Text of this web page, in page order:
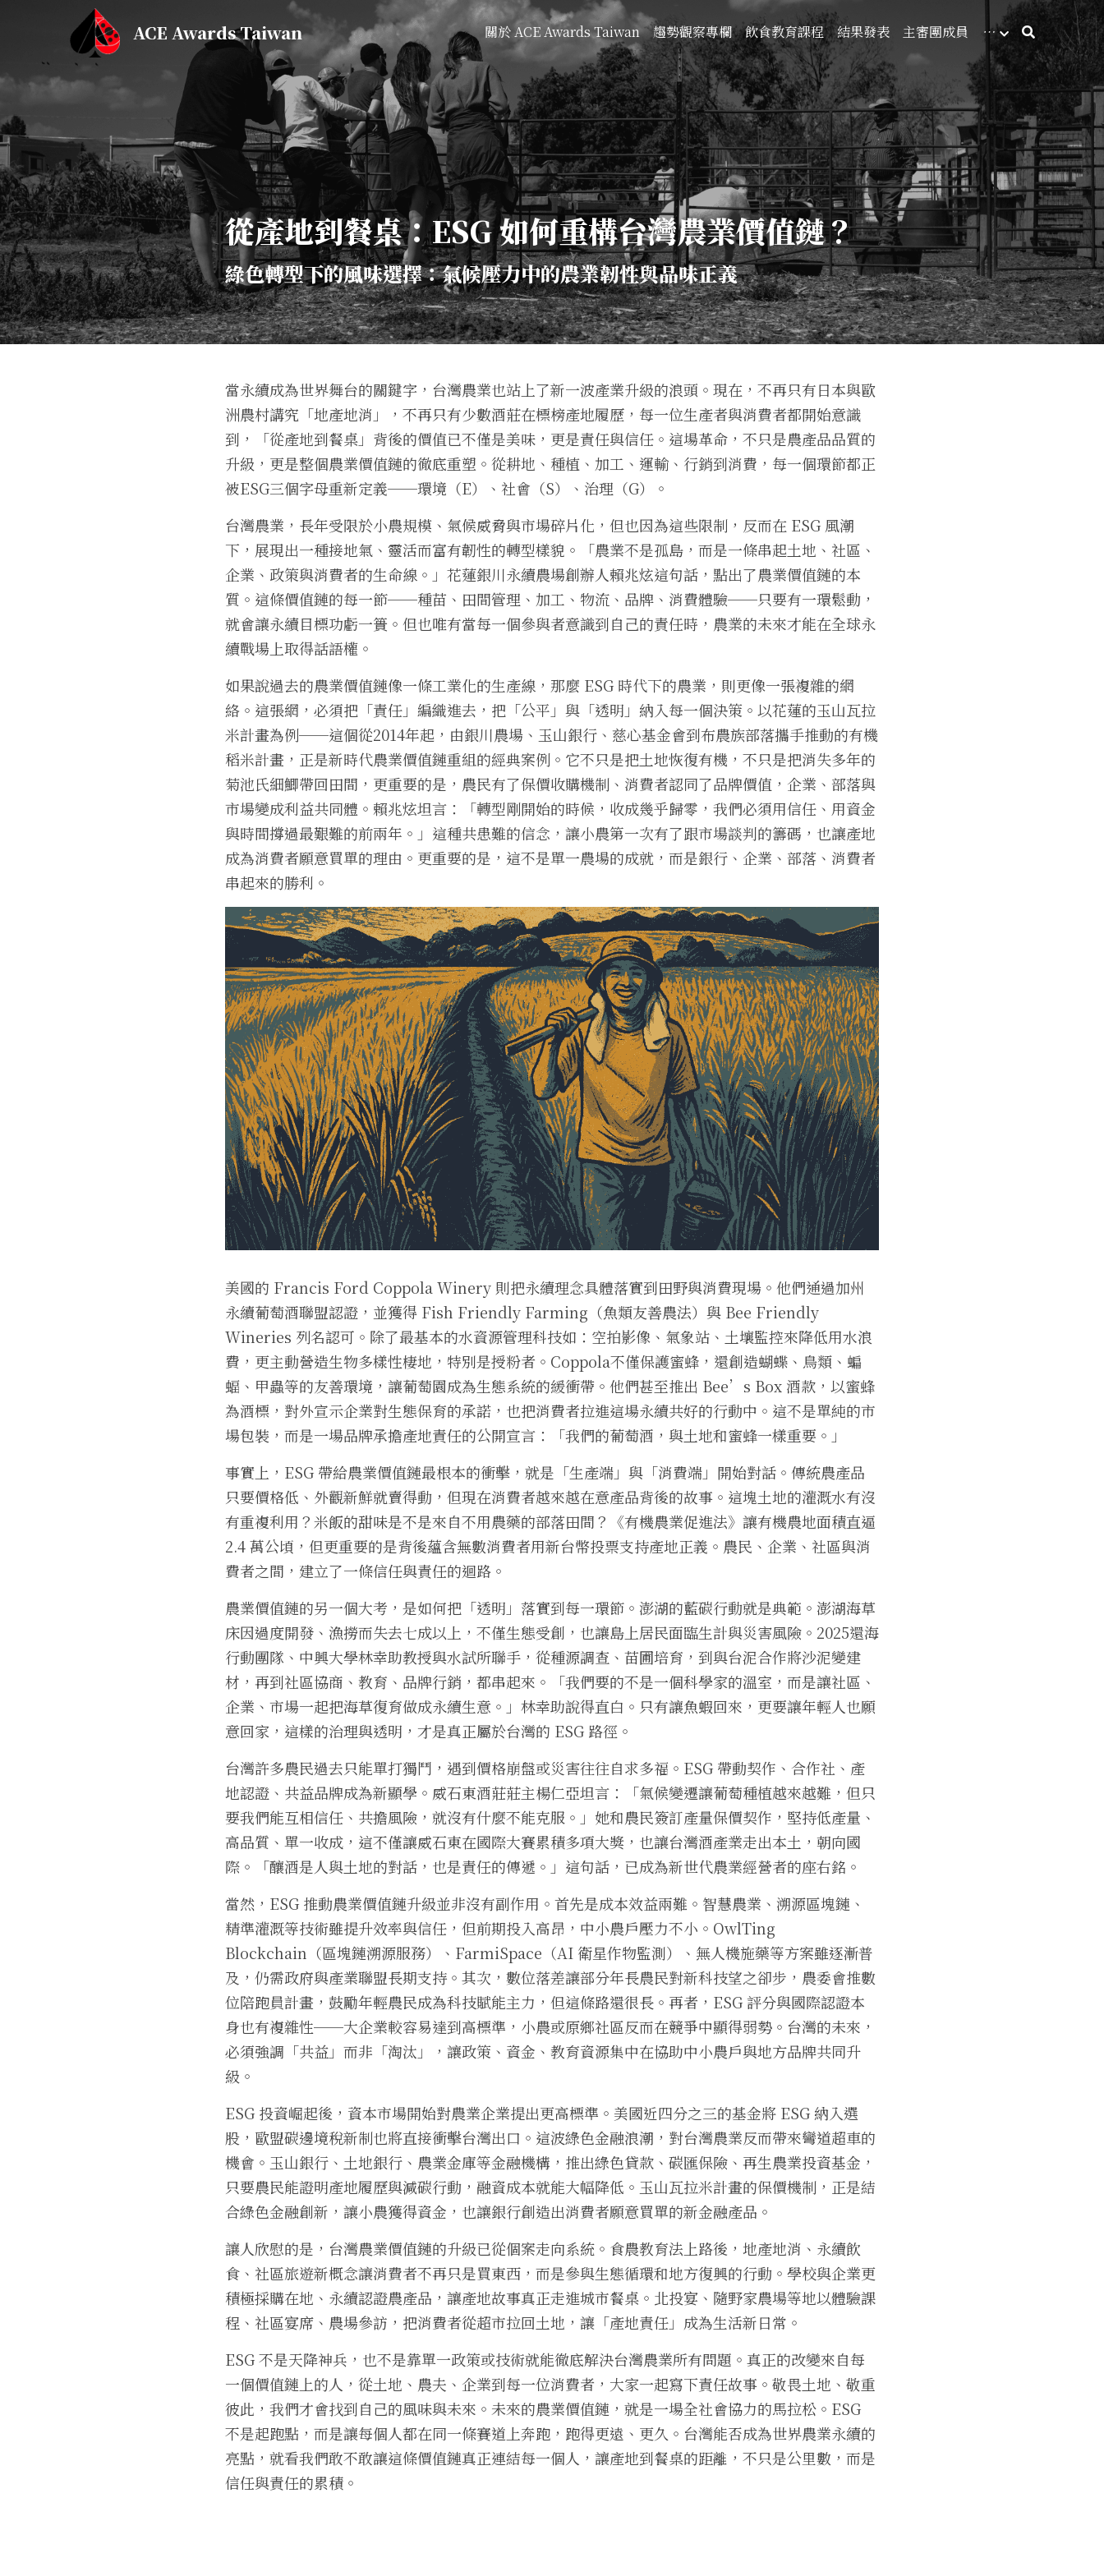
ACE Awards Taiwan 關於 ACE Awards Taiwan 趨勢觀察專欄 飲食教育課程 結果發表 主審團成員 …
從產地到餐桌：ESG 如何重構台灣農業價值鏈？
綠色轉型下的風味選擇：氣候壓力中的農業韌性與品味正義
當永續成為世界舞台的關鍵字，台灣農業也站上了新一波產業升級的浪頭。現在，不再只有日本與歐
洲農村講究「地產地消」，不再只有少數酒莊在標榜產地履歷，每一位生產者與消費者都開始意識
到，「從產地到餐桌」背後的價值已不僅是美味，更是責任與信任。這場革命，不只是農產品品質的
升級，更是整個農業價值鏈的徹底重塑。從耕地、種植、加工、運輸、行銷到消費，每一個環節都正
被ESG三個字母重新定義──環境（E）、社會（S）、治理（G）。
台灣農業，長年受限於小農規模、氣候威脅與市場碎片化，但也因為這些限制，反而在 ESG 風潮
下，展現出一種接地氣、靈活而富有韌性的轉型樣貌。「農業不是孤島，而是一條串起土地、社區、
企業、政策與消費者的生命線。」花蓮銀川永續農場創辦人賴兆炫這句話，點出了農業價值鏈的本
質。這條價值鏈的每一節──種苗、田間管理、加工、物流、品牌、消費體驗──只要有一環鬆動，
就會讓永續目標功虧一簣。但也唯有當每一個參與者意識到自己的責任時，農業的未來才能在全球永
續戰場上取得話語權。
如果說過去的農業價值鏈像一條工業化的生產線，那麼 ESG 時代下的農業，則更像一張複雜的網
絡。這張網，必須把「責任」編織進去，把「公平」與「透明」納入每一個決策。以花蓮的玉山瓦拉
米計畫為例──這個從2014年起，由銀川農場、玉山銀行、慈心基金會到布農族部落攜手推動的有機
稻米計畫，正是新時代農業價值鏈重組的經典案例。它不只是把土地恢復有機，不只是把消失多年的
菊池氏細鯽帶回田間，更重要的是，農民有了保價收購機制、消費者認同了品牌價值，企業、部落與
市場變成利益共同體。賴兆炫坦言：「轉型剛開始的時候，收成幾乎歸零，我們必須用信任、用資金
與時間撐過最艱難的前兩年。」這種共患難的信念，讓小農第一次有了跟市場談判的籌碼，也讓產地
成為消費者願意買單的理由。更重要的是，這不是單一農場的成就，而是銀行、企業、部落、消費者
串起來的勝利。
美國的 Francis Ford Coppola Winery 則把永續理念具體落實到田野與消費現場。他們通過加州
永續葡萄酒聯盟認證，並獲得 Fish Friendly Farming（魚類友善農法）與 Bee Friendly
Wineries 列名認可。除了最基本的水資源管理科技如：空拍影像、氣象站、土壤監控來降低用水浪
費，更主動營造生物多樣性棲地，特別是授粉者。Coppola不僅保護蜜蜂，還創造蝴蝶、鳥類、蝙
蝠、甲蟲等的友善環境，讓葡萄園成為生態系統的緩衝帶。他們甚至推出 Bee’s Box 酒款，以蜜蜂
為酒標，對外宣示企業對生態保育的承諾，也把消費者拉進這場永續共好的行動中。這不是單純的市
場包裝，而是一場品牌承擔產地責任的公開宣言：「我們的葡萄酒，與土地和蜜蜂一樣重要。」
事實上，ESG 帶給農業價值鏈最根本的衝擊，就是「生產端」與「消費端」開始對話。傳統農產品
只要價格低、外觀新鮮就賣得動，但現在消費者越來越在意產品背後的故事。這塊土地的灌溉水有沒
有重複利用？米飯的甜味是不是來自不用農藥的部落田間？《有機農業促進法》讓有機農地面積直逼
2.4 萬公頃，但更重要的是背後蘊含無數消費者用新台幣投票支持產地正義。農民、企業、社區與消
費者之間，建立了一條信任與責任的迴路。
農業價值鏈的另一個大考，是如何把「透明」落實到每一環節。澎湖的藍碳行動就是典範。澎湖海草
床因過度開發、漁撈而失去七成以上，不僅生態受創，也讓島上居民面臨生計與災害風險。2025還海
行動團隊、中興大學林幸助教授與水試所聯手，從種源調查、苗圃培育，到與台泥合作將沙泥變建
材，再到社區協商、教育、品牌行銷，都串起來。「我們要的不是一個科學家的溫室，而是讓社區、
企業、市場一起把海草復育做成永續生意。」林幸助說得直白。只有讓魚蝦回來，更要讓年輕人也願
意回家，這樣的治理與透明，才是真正屬於台灣的 ESG 路徑。
台灣許多農民過去只能單打獨鬥，遇到價格崩盤或災害往往自求多福。ESG 帶動契作、合作社、產
地認證、共益品牌成為新顯學。威石東酒莊莊主楊仁亞坦言：「氣候變遷讓葡萄種植越來越難，但只
要我們能互相信任、共擔風險，就沒有什麼不能克服。」她和農民簽訂產量保價契作，堅持低產量、
高品質、單一收成，這不僅讓威石東在國際大賽累積多項大獎，也讓台灣酒產業走出本土，朝向國
際。「釀酒是人與土地的對話，也是責任的傳遞。」這句話，已成為新世代農業經營者的座右銘。
當然，ESG 推動農業價值鏈升級並非沒有副作用。首先是成本效益兩難。智慧農業、溯源區塊鏈、
精準灌溉等技術雖提升效率與信任，但前期投入高昂，中小農戶壓力不小。OwlTing
Blockchain（區塊鏈溯源服務）、FarmiSpace（AI 衛星作物監測）、無人機施藥等方案雖逐漸普
及，仍需政府與產業聯盟長期支持。其次，數位落差讓部分年長農民對新科技望之卻步，農委會推數
位陪跑員計畫，鼓勵年輕農民成為科技賦能主力，但這條路還很長。再者，ESG 評分與國際認證本
身也有複雜性──大企業較容易達到高標準，小農或原鄉社區反而在競爭中顯得弱勢。台灣的未來，
必須強調「共益」而非「淘汰」，讓政策、資金、教育資源集中在協助中小農戶與地方品牌共同升
級。
ESG 投資崛起後，資本市場開始對農業企業提出更高標準。美國近四分之三的基金將 ESG 納入選
股，歐盟碳邊境稅新制也將直接衝擊台灣出口。這波綠色金融浪潮，對台灣農業反而帶來彎道超車的
機會。玉山銀行、土地銀行、農業金庫等金融機構，推出綠色貸款、碳匯保險、再生農業投資基金，
只要農民能證明產地履歷與減碳行動，融資成本就能大幅降低。玉山瓦拉米計畫的保價機制，正是結
合綠色金融創新，讓小農獲得資金，也讓銀行創造出消費者願意買單的新金融產品。
讓人欣慰的是，台灣農業價值鏈的升級已從個案走向系統。食農教育法上路後，地產地消、永續飲
食、社區旅遊新概念讓消費者不再只是買東西，而是參與生態循環和地方復興的行動。學校與企業更
積極採購在地、永續認證農產品，讓產地故事真正走進城市餐桌。北投宴、隨野家農場等地以體驗課
程、社區宴席、農場參訪，把消費者從超市拉回土地，讓「產地責任」成為生活新日常。
ESG 不是天降神兵，也不是靠單一政策或技術就能徹底解決台灣農業所有問題。真正的改變來自每
一個價值鏈上的人，從土地、農夫、企業到每一位消費者，大家一起寫下責任故事。敬畏土地、敬重
彼此，我們才會找到自己的風味與未來。未來的農業價值鏈，就是一場全社會協力的馬拉松。ESG
不是起跑點，而是讓每個人都在同一條賽道上奔跑，跑得更遠、更久。台灣能否成為世界農業永續的
亮點，就看我們敢不敢讓這條價值鏈真正連結每一個人，讓產地到餐桌的距離，不只是公里數，而是
信任與責任的累積。